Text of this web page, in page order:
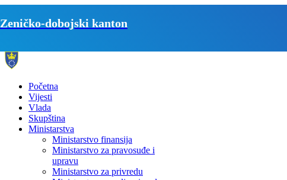
Zeničko-dobojski kanton
Početna
Vijesti
Vlada
Skupština
Ministarstva
Ministarstvo finansija
Ministarstvo za pravosuđe i
upravu
Ministarstvo za privredu